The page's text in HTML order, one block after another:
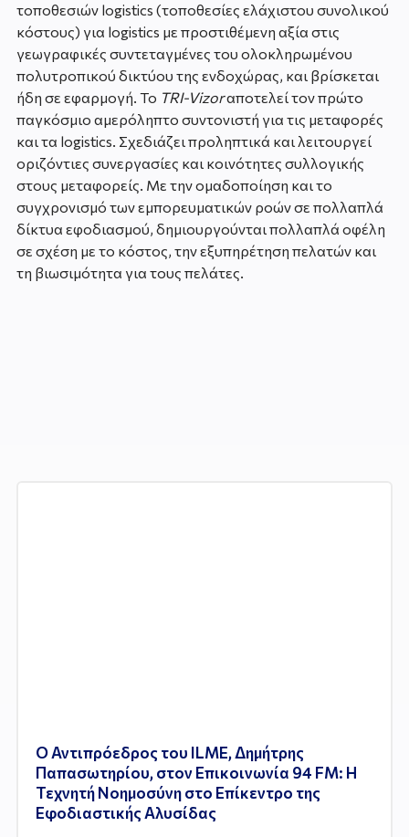
τοποθεσιών logistics (τοποθεσίες ελάχιστου συνολικού
κόστους) για logistics με προστιθέμενη αξία στις
γεωγραφικές συντεταγμένες του ολοκληρωμένου
πολυτροπικού δικτύου της ενδοχώρας, και βρίσκεται
ήδη σε εφαρμογή. Το TRI-Vizorαποτελεί τον πρώτο
παγκόσμιο αμερόληπτο συντονιστή για τις μεταφορές
και τα logistics. Σχεδιάζει προληπτικά και λειτουργεί
οριζόντιες συνεργασίες και κοινότητες συλλογικής
στους μεταφορείς. Με την ομαδοποίηση και το
συγχρονισμό των εμπορευματικών ροών σε πολλαπλά
δίκτυα εφοδιασμού, δημιουργούνται πολλαπλά οφέλη
σε σχέση με το κόστος, την εξυπηρέτηση πελατών και
τη βιωσιμότητα για τους πελάτες.
Ο Αντιπρόεδρος του ILME, Δημήτρης
Παπασωτηρίου, στον Επικοινωνία 94 FM: Η
Τεχνητή Νοημοσύνη στο Επίκεντρο της
Εφοδιαστικής Αλυσίδας